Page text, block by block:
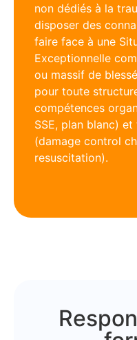
non dédiés à la
disposer des
faire face à une
Exceptionnelle
ou massif de
pour toute
compétences
SSE, plan blanc)
(damage control
resuscitation).